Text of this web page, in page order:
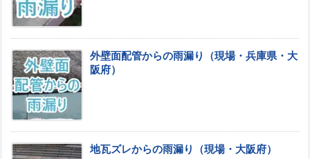
外壁面配管からの雨漏り（現場・兵庫県・大
阪府）
地瓦ズレからの雨漏り（現場・大阪府）